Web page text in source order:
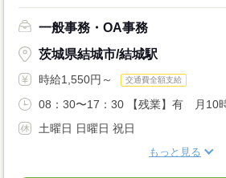
一般事務・OA事務
茨城県結城市/結城駅
時給1,550円～ 交通費全額支給
08：30〜17：30 【残業】有 月10
土曜日 日曜日 祝日
もっと見る